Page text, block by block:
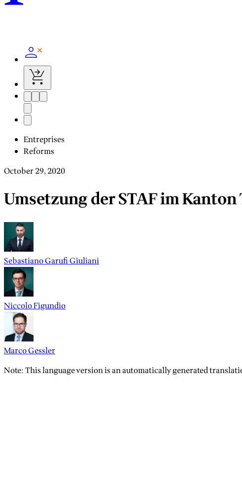
Entreprises
Reforms
October 29, 2020
Umsetzung der STAF im Kanton
Sebastiano Garufi Giuliani
Niccolo Figundio
Marco Gessler
Note: This language version is an automatically generated